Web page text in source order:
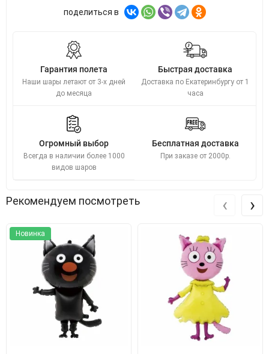
поделиться в
Гарантия полета
Наши шары летают от 3-х дней
до месяца
Быстрая доставка
Доставка по Екатеринбургу от 1
часа
Огромный выбор
Всегда в наличии более 1000
видов шаров
Бесплатная доставка
При заказе от 2000р.
Рекомендуем посмотреть
Новинка
‹ ›